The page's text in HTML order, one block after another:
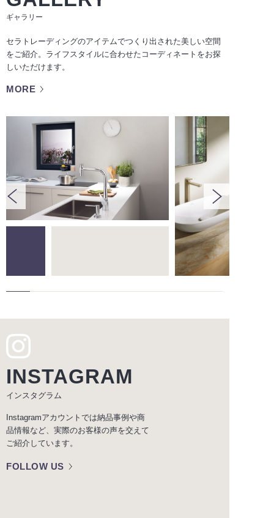
ギャラリー
セラトレーディングのアイテムでつくり出された美しい空間
をご紹介。ライフスタイルに合わせたコーディネートをお探
しいただけます。
MORE
INSTAGRAM
インスタグラム
Instagramアカウントでは納品事例や商
品情報など、実際のお客様の声を交えて
ご紹介しています。
FOLLOW US